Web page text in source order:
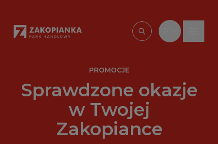
Wpisz, czego
PROMOCJE
Sprawdzone okazje
w Twojej
Zakopiance